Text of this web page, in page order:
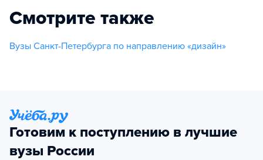
Смотрите также
Вузы Санкт-Петербурга по направлению «дизайн»
Готовим к поступлению в лучшие
вузы России